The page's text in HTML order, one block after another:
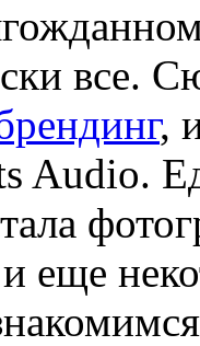
все.
,
Audio.
еще